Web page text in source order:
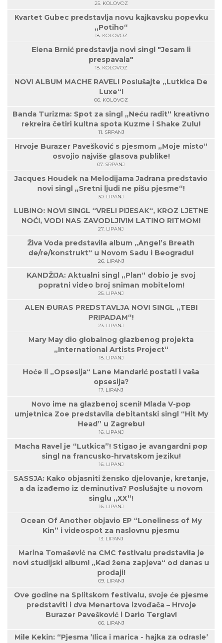
25. KOLOVOZ
Kvartet Gubec predstavlja novu kajkavsku popevku
„Potiho“
18. KOLOVOZ
Elena Brnić predstavlja novi singl "Jesam li
prespavala"
18. KOLOVOZ
NOVI ALBUM MACHE RAVEL! Poslušajte „Lutkica De
Luxe“!
06. KOLOVOZ
Banda Turizma: Spot za singl „Neću radit“ kreativno
rekreira četiri kultna spota Kuzme i Shake Zulu!
11. SRPANJ
Hrvoje Burazer Pavešković s pjesmom „Moje misto“
osvojio najviše glasova publike!
07. SRPANJ
Jacques Houdek na Melodijama Jadrana predstavio
novi singl „Sretni ljudi ne pišu pjesme“!
30. LIPANJ
LUBINO: NOVI SINGL “VRELI PIJESAK“, KROZ LJETNE
NOĆI, VODI NAS ZAVODLJIVIM LATINO RITMOM!
27. LIPANJ
Živa Voda predstavila album „Angel’s Breath
de/re/konstrukt“ u Novom Sadu i Beogradu!
26. LIPANJ
KANDŽIJA: Aktualni singl „Plan“ dobio je svoj
popratni video broj sniman mobitelom!
25. LIPANJ
ALEN ĐURAS PREDSTAVLJA NOVI SINGL „TEBI
PRIPADAM“!
23. LIPANJ
Mary May dio globalnog glazbenog projekta
„International Artists Project“
18. LIPANJ
Hoće li „Opsesija“ Lane Mandarić postati i vaša
opsesija?
17. LIPANJ
Novo ime na glazbenoj sceni! Mlada V-pop
umjetnica Zoe predstavila debitantski singl “Hit My
Head” u Zagrebu!
16. LIPANJ
Macha Ravel je “Lutkica”! Stigao je avangardni pop
singl na francusko-hrvatskom jeziku!
16. LIPANJ
SASSJA: Kako objasniti žensko djelovanje, kretanje,
a da izađemo iz deminutiva? Poslušajte u novom
singlu „XX“!
16. LIPANJ
Ocean Of Another objavio EP “Loneliness of My
Kin” i videospot za naslovnu pjesmu
13. LIPANJ
Marina Tomašević na CMC festivalu predstavila je
novi studijski album! „Kad žena zapjeva“ od danas u
prodaji!
09. LIPANJ
Ove godine na Splitskom festivalu, svoje će pjesme
predstaviti i dva Menartova izvođača – Hrvoje
Burazer Pavešković i Dario Terglav!
06. LIPANJ
Mile Kekin: “Pjesma ’Ilica i marica - hajka za odrasle’